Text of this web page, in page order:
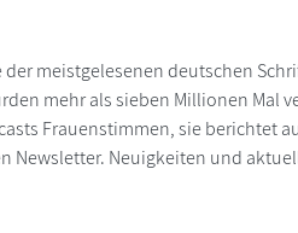
meistgelesenen deutschen
mehr als sieben Millionen Mal
Frauenstimmen, sie berichtet
Newsletter. Neuigkeiten und